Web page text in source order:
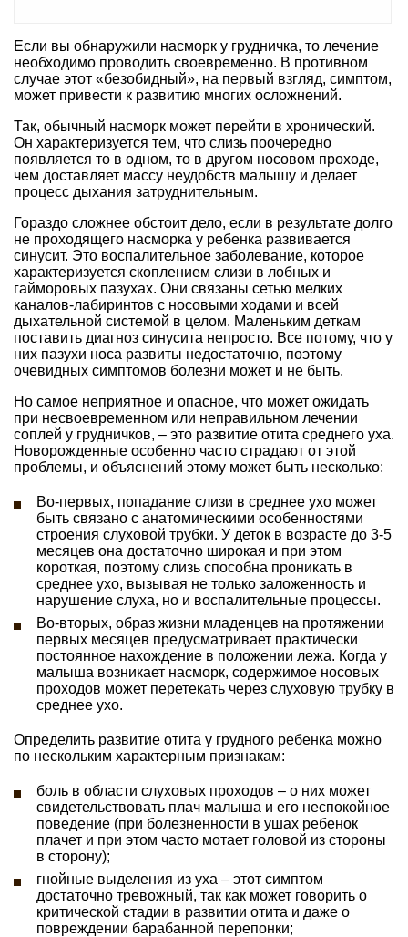
Если вы обнаружили насморк у грудничка, то лечение
необходимо проводить своевременно. В противном
случае этот «безобидный», на первый взгляд, симптом,
может привести к развитию многих осложнений.
Так, обычный насморк может перейти в хронический.
Он характеризуется тем, что слизь поочередно
появляется то в одном, то в другом носовом проходе,
чем доставляет массу неудобств малышу и делает
процесс дыхания затруднительным.
Гораздо сложнее обстоит дело, если в результате долго
не проходящего насморка у ребенка развивается
синусит. Это воспалительное заболевание, которое
характеризуется скоплением слизи в лобных и
гайморовых пазухах. Они связаны сетью мелких
каналов-лабиринтов с носовыми ходами и всей
дыхательной системой в целом. Маленьким деткам
поставить диагноз синусита непросто. Все потому, что у
них пазухи носа развиты недостаточно, поэтому
очевидных симптомов болезни может и не быть.
Но самое неприятное и опасное, что может ожидать
при несвоевременном или неправильном лечении
соплей у грудничков, – это развитие отита среднего уха.
Новорожденные особенно часто страдают от этой
проблемы, и объяснений этому может быть несколько:
Во-первых, попадание слизи в среднее ухо может
быть связано с анатомическими особенностями
строения слуховой трубки. У деток в возрасте до 3-5
месяцев она достаточно широкая и при этом
короткая, поэтому слизь способна проникать в
среднее ухо, вызывая не только заложенность и
нарушение слуха, но и воспалительные процессы.
Во-вторых, образ жизни младенцев на протяжении
первых месяцев предусматривает практически
постоянное нахождение в положении лежа. Когда у
малыша возникает насморк, содержимое носовых
проходов может перетекать через слуховую трубку в
среднее ухо.
Определить развитие отита у грудного ребенка можно
по нескольким характерным признакам:
боль в области слуховых проходов – о них может
свидетельствовать плач малыша и его неспокойное
поведение (при болезненности в ушах ребенок
плачет и при этом часто мотает головой из стороны
в сторону);
гнойные выделения из уха – этот симптом
достаточно тревожный, так как может говорить о
критической стадии в развитии отита и даже о
повреждении барабанной перепонки;